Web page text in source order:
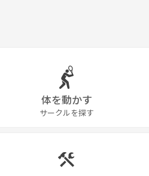
体を動かす
サークルを探す